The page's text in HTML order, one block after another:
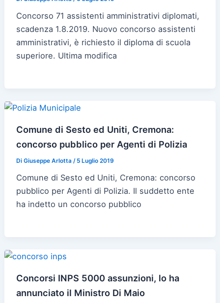
Concorso 71 assistenti amministrativi diplomati,
scadenza 1.8.2019. Nuovo concorso assistenti
amministrativi, è richiesto il diploma di scuola
superiore. Ultima modifica
Comune di Sesto ed Uniti, Cremona:
concorso pubblico per Agenti di Polizia
DiGiuseppe Arlotta/ 5 Luglio 2019
Comune di Sesto ed Uniti, Cremona: concorso
pubblico per Agenti di Polizia. Il suddetto ente
ha indetto un concorso pubblico
Concorsi INPS 5000 assunzioni, lo ha
annunciato il Ministro Di Maio